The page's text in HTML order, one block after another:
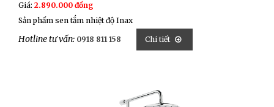
Giá: 2.890.000 đồng
Sản phẩm sen tắm nhiệt độ Inax
Hotline tư vấn: 0918 811 158 Chi tiết